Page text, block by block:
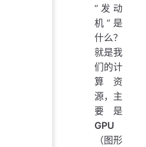
“发动
机”是
什么？
就是我
们的计
算资
源，主
要是
GPU
（图形